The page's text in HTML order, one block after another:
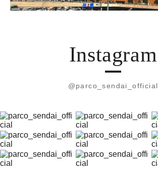
Instagram
@parco_sendai_official